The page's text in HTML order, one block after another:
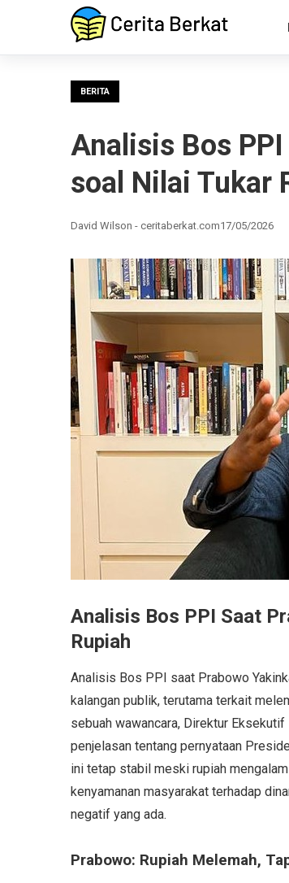
BERITA
Analisis Bos
soal Nilai Tukar
David Wilson - ceritaberkat.com17/05/2026
Analisis Bos PPI Saat
Rupiah
Analisis Bos PPI saat Prabowo
kalangan publik, terutama terkait
sebuah wawancara, Direktur
penjelasan tentang pernyataan
ini tetap stabil meski rupiah
kenyamanan masyarakat terhadap
negatif yang ada.
Prabowo: Rupiah Melemah,